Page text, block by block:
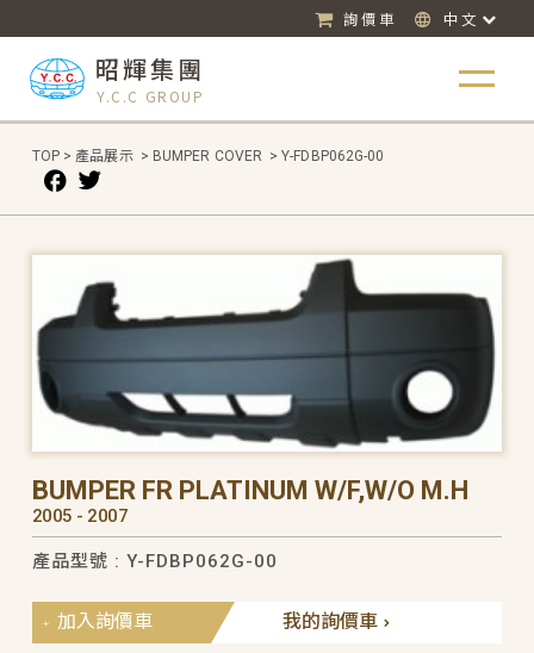
詢價車 中文
昭輝集團
Y.C.C GROUP
TOP > 產品展示 > BUMPER COVER > Y-FDBP062G-00
BUMPER FR PLATINUM W/F,W/O M.H
2005 - 2007
產品型號 : Y-FDBP062G-00
我的詢價車
加入詢價車